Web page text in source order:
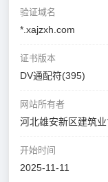
验证域名
*.xajzxh.com
证书版本
DV通配符(395)
网站所有者
河北雄安新区建筑
开始时间
2025-11-11